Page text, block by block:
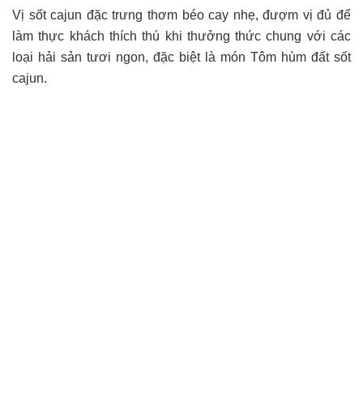
Vị sốt cajun đặc trưng thơm béo cay nhẹ, đượm vị đủ để
làm thực khách thích thú khi thưởng thức chung với các
loại hải sản tươi ngon, đặc biệt là món Tôm hùm đất sốt
cajun.